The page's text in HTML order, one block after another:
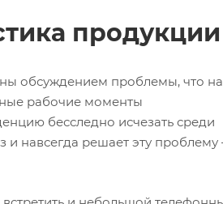
продукции
обсуждением проблемы, что на
рабочие моменты
бесследно исчезать среди
и навсегда решает эту проблему